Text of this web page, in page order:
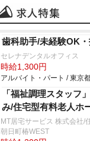
歯科助手/未経験OK
セレナデンタルオフィス
時給1,300円
アルバイト・パート / 東京
「福祉調理スタッフ
み/住宅型有料老人ホ
MT居宅サービス 株式会社/
朝日町椿WEST